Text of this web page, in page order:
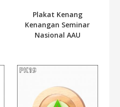
Plakat Kenang
Kenangan Seminar
Nasional AAU